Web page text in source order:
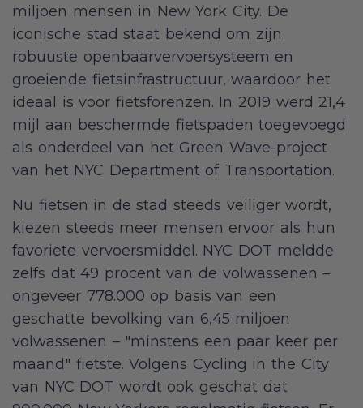
miljoen mensen in New York City. De
iconische stad staat bekend om zijn
robuuste openbaarvervoersysteem en
groeiende fietsinfrastructuur, waardoor het
ideaal is voor fietsforenzen. In 2019 werd 21,4
mijl aan beschermde fietspaden toegevoegd
als onderdeel van het Green Wave-project
van het NYC Department of Transportation.
Nu fietsen in de stad steeds veiliger wordt,
kiezen steeds meer mensen ervoor als hun
favoriete vervoersmiddel. NYC DOT meldde
zelfs dat 49 procent van de volwassenen –
ongeveer 778.000 op basis van een
geschatte bevolking van 6,45 miljoen
volwassenen – "minstens een paar keer per
maand" fietste. Volgens Cycling in the City
van NYC DOT wordt ook geschat dat